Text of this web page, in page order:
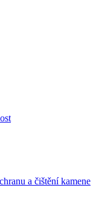
a čištění kamene